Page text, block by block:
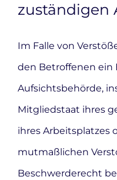
zuständigen
Im Falle von
den Betroffenen ein
Aufsichtsbehörde,
Mitgliedstaat ihres
ihres Arbeitsplatzes
mutmaßlichen
Beschwerderecht